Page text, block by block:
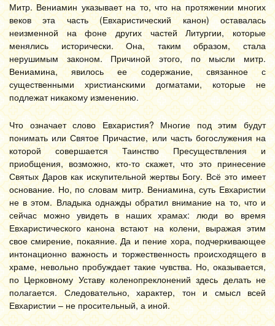
Митр. Вениамин указывает на то, что на протяжении многих
веков эта часть (Евхаристический канон) оставалась
неизменной на фоне других частей Литургии, которые
менялись исторически. Она, таким образом, стала
нерушимым законом. Причиной этого, по мысли митр.
Вениамина, явилось ее содержание, связанное с
существенными христианскими догматами, которые не
подлежат никакому изменению.
Что означает слово Евхаристия? Многие под этим будут
понимать или Святое Причастие, или часть богослужения на
которой совершается Таинство Пресуществления и
приобщения, возможно, кто-то скажет, что это принесение
Святых Даров как искупительной жертвы Богу. Всё это имеет
основание. Но, по словам митр. Вениамина, суть Евхаристии
не в этом. Владыка однажды обратил внимание на то, что и
сейчас можно увидеть в наших храмах: люди во время
Евхаристического канона встают на колени, выражая этим
свое смирение, покаяние. Да и пение хора, подчеркивающее
интонационно важность и торжественность происходящего в
храме, невольно пробуждает такие чувства. Но, оказывается,
по Церковному Уставу коленопреклонений здесь делать не
полагается. Следовательно, характер, тон и смысл всей
Евхаристии – не просительный, а иной.